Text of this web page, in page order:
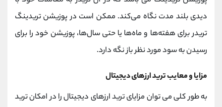
دیدی بلند مدت نگاه می‌کند. ممکن است در پوزیشن تریدینگ
تریدر برای هفته‌ها و ماه‌ها یا حتی سال‌ها، پوزیشن خود را برای
رسیدن به سود مورد نظر باز نگه دارد.
مزایا و معایب ترید ارزهای دیجیتال
به طور کلی می توان مزایای ترید ارزهای دیجیتال را در امکان ترید